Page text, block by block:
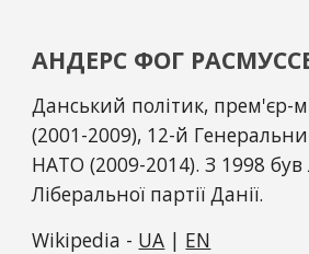
АНДЕРС ФОГ
Данський політик, прем'єр-
(2001-2009), 12-й
НАТО (2009-2014). З 1998 був
Ліберальної партії Данії.
Wikipedia - UA | EN